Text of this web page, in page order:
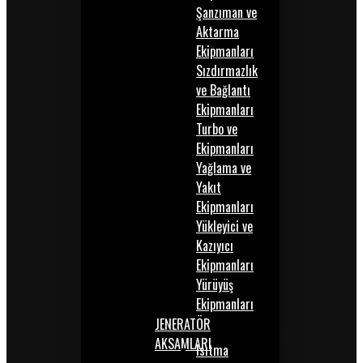
Şanzıman ve
Aktarma
Ekipmanları
Sızdırmazlık
ve Bağlantı
Ekipmanları
Turbo ve
Ekipmanları
Yağlama ve
Yakıt
Ekipmanları
Yükleyici ve
Kazıyıcı
Ekipmanları
Yürüyüş
Ekipmanları
JENERATÖR
AKSAMLARIIsıtma